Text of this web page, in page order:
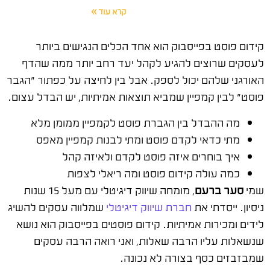
קרא עוד »
קידום פוסט בפייסבוק הוא אחד הכלים הנגישים ביותר
לעסקים שרוצים להגיע לקהל יעד רחב יותר ממה שהדף
האורגני שלהם יכול לספק. אבל בין לחיצה על כפתור "הגבר
פוסט" לבין קמפיין שמביא תוצאות אמיתיות, יש הבדל עצום.
מה ההבדל בין הגברת פוסט לקמפיין ממומן מלא
מתי כדאי לקדם פוסט ומתי לבנות קמפיין מאפס
איך בוחרים איזה פוסט לקדם ולאיזה קהל
כמה עולה קידום פוסט ומה ריאלי לצפות
שמיסער ברעם
, מומחה שיווק דיגיטלי עם מעל 15 שנות
ניסיון. ייסדתי את חברת שיווק דיגיטלי שמלווה עסקים להשיג
לידים ומכירות אמיתיות. קידום פוסטים בפייסבוק הוא נושא
שנשאלות עליו הרבה שאלות, ואני רואה הרבה עסקים
שמבזבזים כסף בצורה לא נכונה.